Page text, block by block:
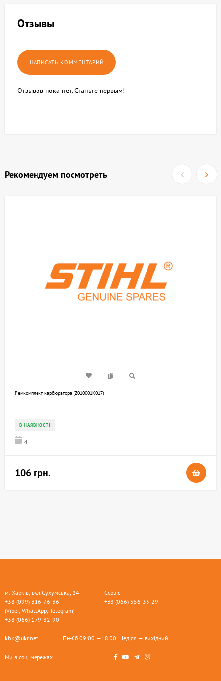
Отзывы
Отзывов пока нет. Станьте первым!
Рекомендуем посмотреть
Ремкомплект карбюратора (Z010001K017)
В НАЯВНОСТІ
4
106 грн.
м. Харків, вул.Сухумська, 24
+38 (099) 316-76-36
(Viber, WhatsApp, Telegram)
+38 (066) 179-82-90
Сервіс
+38 (066) 556-33-29
khk@ukr.net Пн-Сб 09:00 —18:00, Неділя — вихідний
Ми в соц. мережах